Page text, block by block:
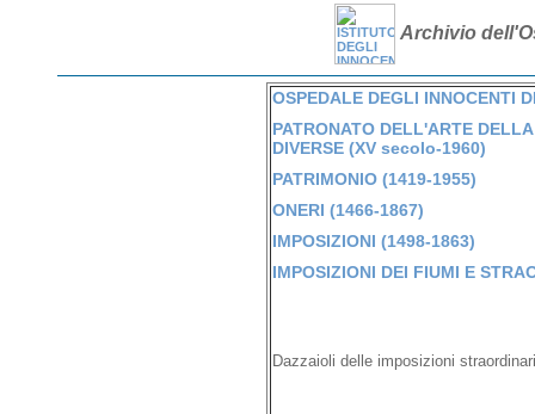
Archivio
OSPEDALE DEGLI INNOCENTI
PATRONATO DELL'ARTE
DIVERSE (XV secolo-1960)
PATRIMONIO (1419-1955)
ONERI (1466-1867)
IMPOSIZIONI (1498-1863)
IMPOSIZIONI DEI FIUMI E
Dazzaioli delle imposizioni